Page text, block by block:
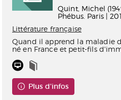
Quint, Michel
Phébus. Paris |
Littérature française
Quand il apprend la maladie
né en France et petit-fils
Plus d'infos